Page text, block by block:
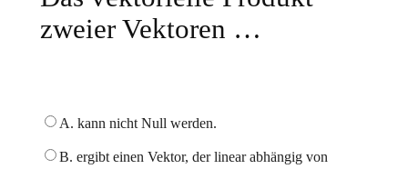
zweier Vektoren …
A. kann nicht Null werden.
B. ergibt einen Vektor, der linear abhängig von